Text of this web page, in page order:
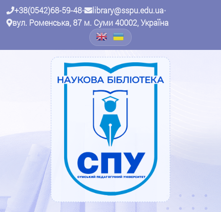
+38(0542)68-59-48• library@sspu.edu.ua•
вул. Роменська, 87 м. Суми 40002, Україна